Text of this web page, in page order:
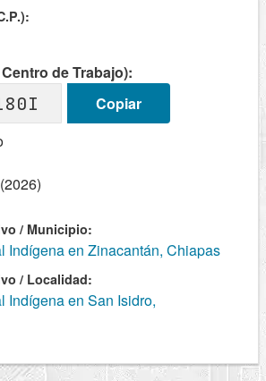
de Trabajo):
Copiar
/ Municipio:
Indígena en Zinacantán, Chiapas
/ Localidad:
Indígena en San Isidro,